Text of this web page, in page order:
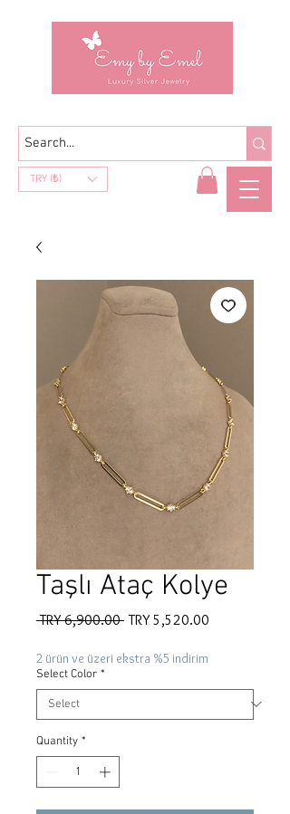
TRY (₺)
Taşlı Ataç Kolye
TRY 6,900.00 Regular
TRY 5,520.00
2 ürün ve üzeri ekstra %5 indirim
Select Color *
Quantity *